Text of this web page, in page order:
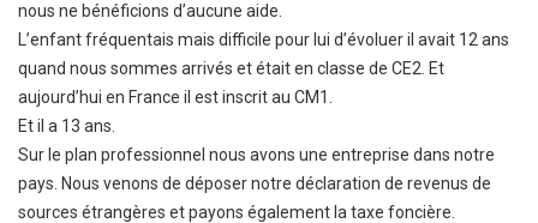
nous ne bénéficions d’aucune aide.
L’enfant fréquentais mais difficile pour lui d’évoluer il avait 12 ans
quand nous sommes arrivés et était en classe de CE2. Et
aujourd’hui en France il est inscrit au CM1.
Et il a 13 ans.
Sur le plan professionnel nous avons une entreprise dans notre
pays. Nous venons de déposer notre déclaration de revenus de
sources étrangères et payons également la taxe foncière.